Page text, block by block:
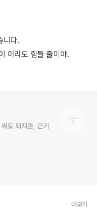
니다.
이리도 힘들 줄이야.
도 되지만, 근거
더보기